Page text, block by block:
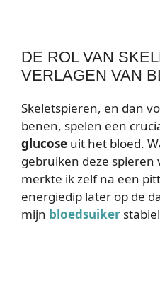
DE ROL VAN
VERLAGEN VAN
Skeletspieren, en dan
benen, spelen een
glucose uit het bloed.
gebruiken deze spieren
merkte ik zelf na een
energiedip later op de
mijn bloedsuiker